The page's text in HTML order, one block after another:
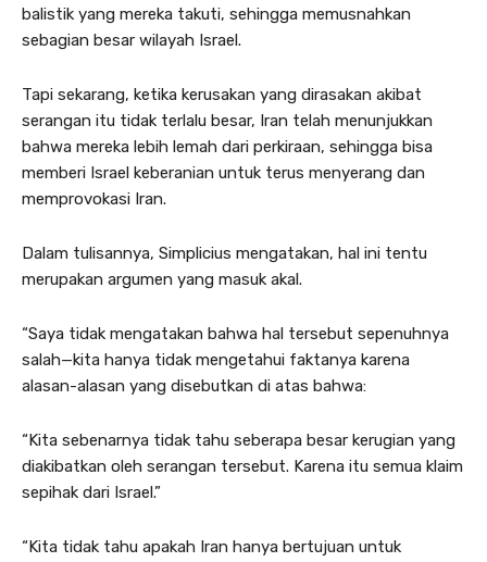
balistik yang mereka takuti, sehingga memusnahkan
sebagian besar wilayah Israel.
Tapi sekarang, ketika kerusakan yang dirasakan akibat
serangan itu tidak terlalu besar, Iran telah menunjukkan
bahwa mereka lebih lemah dari perkiraan, sehingga bisa
memberi Israel keberanian untuk terus menyerang dan
memprovokasi Iran.
Dalam tulisannya, Simplicius mengatakan, hal ini tentu
merupakan argumen yang masuk akal.
“Saya tidak mengatakan bahwa hal tersebut sepenuhnya
salah—kita hanya tidak mengetahui faktanya karena
alasan-alasan yang disebutkan di atas bahwa:
“Kita sebenarnya tidak tahu seberapa besar kerugian yang
diakibatkan oleh serangan tersebut. Karena itu semua klaim
sepihak dari Israel.”
“Kita tidak tahu apakah Iran hanya bertujuan untuk